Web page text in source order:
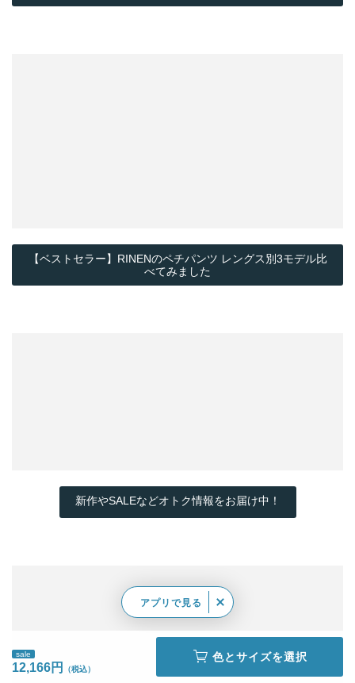
【ベストセラー】RINENのペチパンツ レングス別3モデル比
べてみました
新作やSALEなどオトク情報をお届け中！
sale
12,166円
色とサイズを選択
アプリで見る